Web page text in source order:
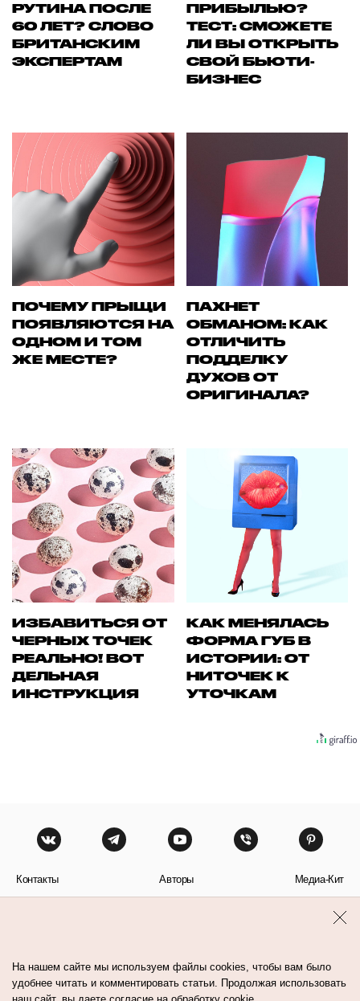
РУТИНА ПОСЛЕ
60 ЛЕТ? СЛОВО
БРИТАНСКИМ
ЭКСПЕРТАМ
ПРИБЫЛЬЮ?
ТЕСТ: СМОЖЕТЕ
ЛИ ВЫ ОТКРЫТЬ
СВОЙ БЬЮТИ-
БИЗНЕС
ПОЧЕМУ ПРЫЩИ
ПОЯВЛЯЮТСЯ НА
ОДНОМ И ТОМ
ЖЕ МЕСТЕ?
ПАХНЕТ
ОБМАНОМ: КАК
ОТЛИЧИТЬ
ПОДДЕЛКУ
ДУХОВ ОТ
ОРИГИНАЛА?
ИЗБАВИТЬСЯ ОТ
ЧЕРНЫХ ТОЧЕК
РЕАЛЬНО! ВОТ
ДЕЛЬНАЯ
ИНСТРУКЦИЯ
КАК МЕНЯЛАСЬ
ФОРМА ГУБ В
ИСТОРИИ: ОТ
НИТОЧЕК К
УТОЧКАМ
Контакты Авторы Медиа-Кит
На нашем сайте мы используем файлы cookies, чтобы вам было
удобнее читать и комментировать статьи. Продолжая использовать
наш сайт, вы даете согласие на обработку cookie.